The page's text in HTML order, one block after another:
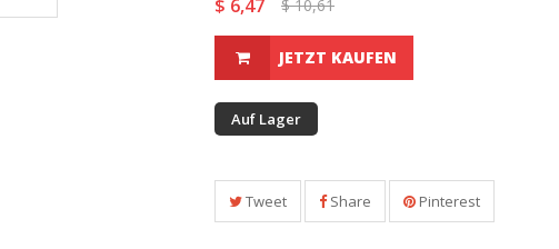
$ 6,47 $ 10,61
JETZT KAUFEN
Auf Lager
Tweet Share Pinterest